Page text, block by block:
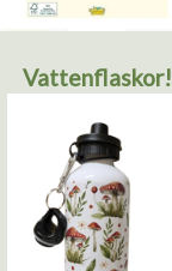
Vattenflaskor!